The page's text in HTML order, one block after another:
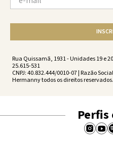
Rua Quissamã, 1931 - Unidades 19 e
25.615-531
CNPJ: 40.832.444/0010-07 | Razão
Hermanny todos os direitos reservados.